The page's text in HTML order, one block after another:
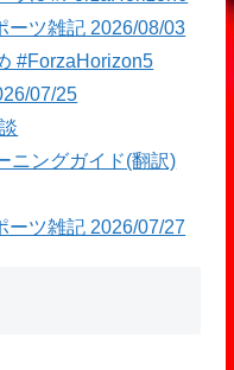
ーツ雑記 2026/08/03
#ForzaHorizon5
07/25
ニングガイド(翻訳)
ーツ雑記 2026/07/27